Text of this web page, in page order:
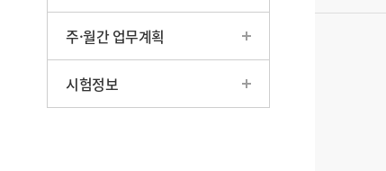
주·월간 업무계획
시험정보